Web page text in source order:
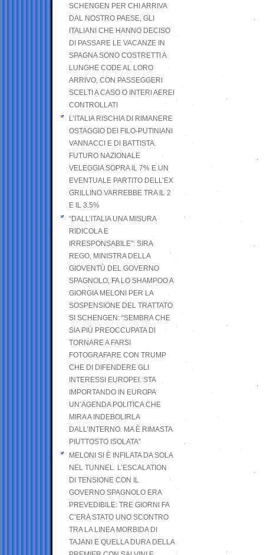
SCHENGEN PER CHI ARRIVA
DAL NOSTRO PAESE, GLI
ITALIANI CHE HANNO DECISO
DI PASSARE LE VACANZE IN
SPAGNA SONO COSTRETTI A
LUNGHE CODE AL LORO
ARRIVO, CON PASSEGGERI
SCELTI A CASO O INTERI AEREI
CONTROLLATI
L’ITALIA RISCHIA DI RIMANERE
OSTAGGIO DEI FILO-PUTINIANI
VANNACCI E DI BATTISTA.
FUTURO NAZIONALE
VELEGGIA SOPRA IL 7% E UN
EVENTUALE PARTITO DELL’EX
GRILLINO VARREBBE TRA IL 2
E IL 3.5%
“DALL’ITALIA UNA MISURA
RIDICOLA E
IRRESPONSABILE”: SIRA
REGO, MINISTRA DELLA
GIOVENTÙ DEL GOVERNO
SPAGNOLO, FA LO SHAMPOO A
GIORGIA MELONI PER LA
SOSPENSIONE DEL TRATTATO
SI SCHENGEN: “SEMBRA CHE
SIA PIÙ PREOCCUPATA DI
TORNARE A FARSI
FOTOGRAFARE CON TRUMP
CHE DI DIFENDERE GLI
INTERESSI EUROPEI. STA
IMPORTANDO IN EUROPA
UN’AGENDA POLITICA CHE
MIRA A INDEBOLIRLA
DALL’INTERNO. MA È RIMASTA
PIUTTOSTO ISOLATA”
MELONI SI È INFILATA DA SOLA
NEL TUNNEL. L’ESCALATION
DI TENSIONE CON IL
GOVERNO SPAGNOLO ERA
PREVEDIBILE: TRE GIORNI FA
C’ERA STATO UNO SCONTRO
TRA LA LINEA MORBIDA DI
TAJANI E QUELLA DURA DELLA